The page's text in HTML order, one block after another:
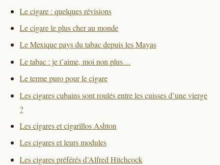
Le cigare : quelques révisions
Le cigare le plus cher au monde
Le Mexique pays du tabac depuis les Mayas
Le tabac : je t’aime, moi non plus…
Le terme puro pour le cigare
Les cigares cubains sont roulés entre les cuisses d’une vierge
?
Les cigares et cigarillos Ashton
Les cigares et leurs modules
Les cigares préférés d’Alfred Hitchcock